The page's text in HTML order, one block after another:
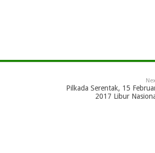
Pilkada Serentak, 15
2017 Libur